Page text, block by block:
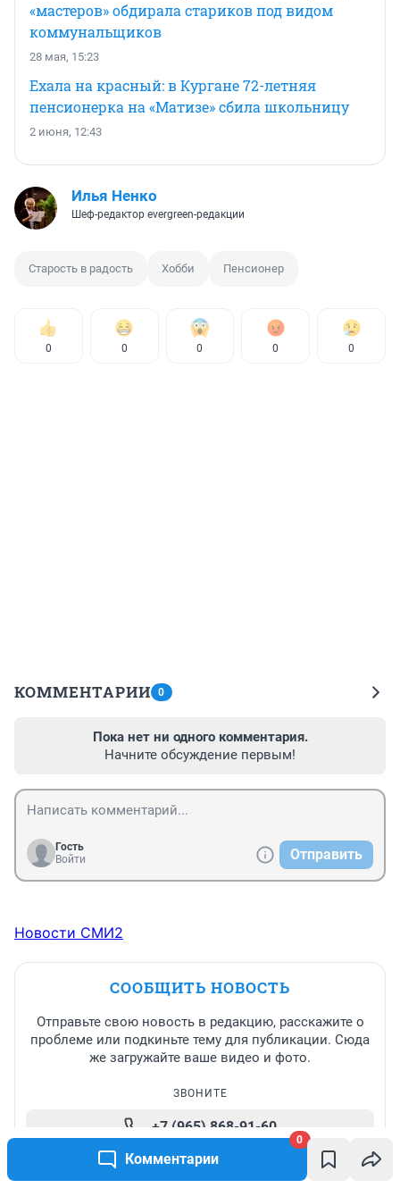
Комментарии
0
«мастеров» обдирала стариков под видом
коммунальщиков
28 мая, 15:23
Ехала на красный: в Кургане 72-летняя
пенсионерка на «Матизе» сбила школьницу
2 июня, 12:43
Илья Ненко
Шеф-редактор evergreen-редакции
Старость в радость Хобби Пенсионер
0 0 0 0 0
КОММЕНТАРИИ 0
Пока нет ни одного комментария.
Начните обсуждение первым!
Гость
Войти
Отправить
Новости СМИ2
СООБЩИТЬ НОВОСТЬ
Отправьте свою новость в редакцию, расскажите о
проблеме или подкиньте тему для публикации. Сюда
же загружайте ваше видео и фото.
ЗВОНИТЕ
+7 (965) 868-91-60
ИЛИ ПИШИТЕ